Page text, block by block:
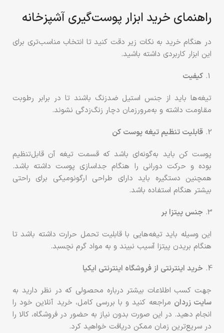
راهنمای خرید ابزار پوست‌گیری آشپزخانه
در هنگام خرید به نکات زیر دقت کنید تا انتخاب مناسب‌تری برای
این ابزار کاربردی داشته باشید.
کیفیت
تیغه‌ها باید از جنس استیل ضدزنگ باشند تا در برابر رطوبت
مقاومت داشته و به‌مرورزمان دچار زنگ‌زدگی نشوند.
قابلیت تنظیم تیغه پوست کن
پوست کن باید به‌گونه‌ای باشد که قسمت تیغه آن قابل‌تنظیم
بوده و حرکت دورانی را هنگام جداسازی پوست داشته باشد.
همچنین دستگیره باید دارای طراحی ارگونومیکی برای راحتی
بیشتر هنگام استفاده باشد.
جنس پیتزا بر
این وسیله باید تیغه‌هایی با قابلیت تحمل حرارت داشته باشد تا
هنگام بریدن پیتزا آسیب نبیند و به مواد گرم نچسبد.
خرید اینترنتی از فروشگاه اینترنتی ایکیا
جهت کسب اطلاعات بیشتر درباره محصولی که در نظر دارید به
سایت زردان مراجعه کنید و با بررسی کامل، خرید آنلاین خود را
انجام دهید. در این صورت بدون نیاز به حضور در فروشگاه، کالا را
در سریع‌ترین زمان ممکن دریافت خواهید کرد.